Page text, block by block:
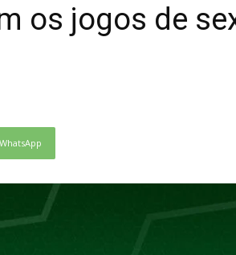
os jogos de
WhatsApp